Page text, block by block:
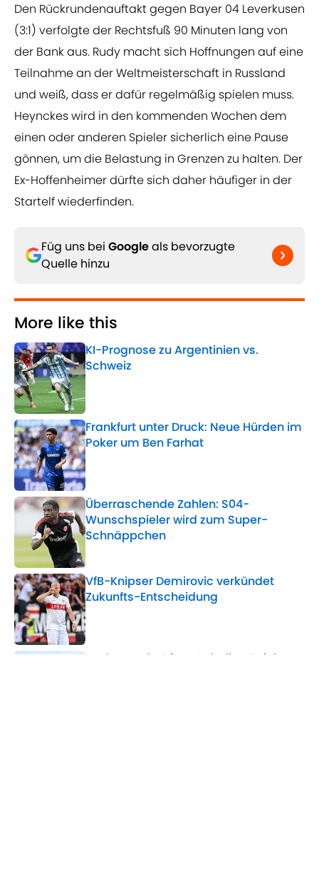
Den Rückrundenauftakt gegen Bayer 04 Leverkusen
(3:1) verfolgte der Rechtsfuß 90 Minuten lang von
der Bank aus. Rudy macht sich Hoffnungen auf eine
Teilnahme an der Weltmeisterschaft in Russland
und weiß, dass er dafür regelmäßig spielen muss.
Heynckes wird in den kommenden Wochen dem
einen oder anderen Spieler sicherlich eine Pause
gönnen, um die Belastung in Grenzen zu halten. Der
Ex-Hoffenheimer dürfte sich daher häufiger in der
Startelf wiederfinden.
Füg uns bei Googleals bevorzugte
Quelle hinzu
More like this
KI-Prognose zu Argentinien vs.
Schweiz
Published by on Invalid Date
Frankfurt unter Druck: Neue Hürden im
Poker um Ben Farhat
Published by on Invalid Date
Überraschende Zahlen: S04-
Wunschspieler wird zum Super-
Schnäppchen
VfB-Knipser Demirovic verkündet
Zukunfts-Entscheidung
Published by on Invalid Date
Dzeko verrät: Diese Schalke-Spieler